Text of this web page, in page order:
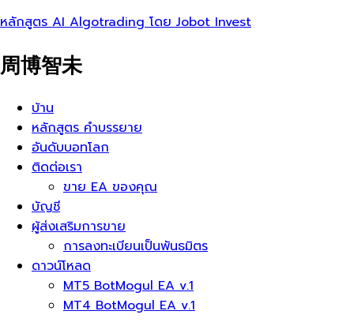
หลักสูตร AI Algotrading โดย Jobot Invest
周博智未
เมนู
บ้าน
หลักสูตร คำบรรยาย
อันดับบอทโลก
ติดต่อเรา
ขาย EA ของคุณ
บัญชี
ผู้ส่งเสริมการขาย
การลงทะเบียนเป็นพันธมิตร
ดาวน์โหลด
MT5 BotMogul EA v.1
MT4 BotMogul EA v.1